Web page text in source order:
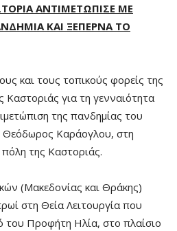
ΑΝΤΙΜΕΤΩΠΙΣΕ ΜΕ
ΚΑΙ ΞΕΠΕΡΝΑ ΤΟ
και τους τοπικούς φορείς της
Καστοριάς για τη γενναιότητα
της πανδημίας του
Θεόδωρος Καράογλου, στη
της Καστοριάς.
(Μακεδονίας και Θράκης)
στη Θεία Λειτουργία που
του Προφήτη Ηλία, στο πλαίσιο